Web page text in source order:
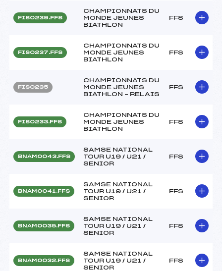
FIS0239.FFS
CHAMPIONNATS DU
MONDE JEUNES
BIATHLON
FFS
FIS0237.FFS
CHAMPIONNATS DU
MONDE JEUNES
BIATHLON
FFS
FIS0235
CHAMPIONNATS DU
MONDE JEUNES
BIATHLON – RELAIS
FFS
FIS0233.FFS
CHAMPIONNATS DU
MONDE JEUNES
BIATHLON
FFS
BNAM0043.FFS
SAMSE NATIONAL
TOUR U19 / U21 /
SENIOR
FFS
BNAM0041.FFS
SAMSE NATIONAL
TOUR U19 / U21 /
SENIOR
FFS
BNAM0035.FFS
SAMSE NATIONAL
TOUR U19 / U21 /
SENIOR
FFS
BNAM0032.FFS
SAMSE NATIONAL
TOUR U19 / U21 /
SENIOR
FFS